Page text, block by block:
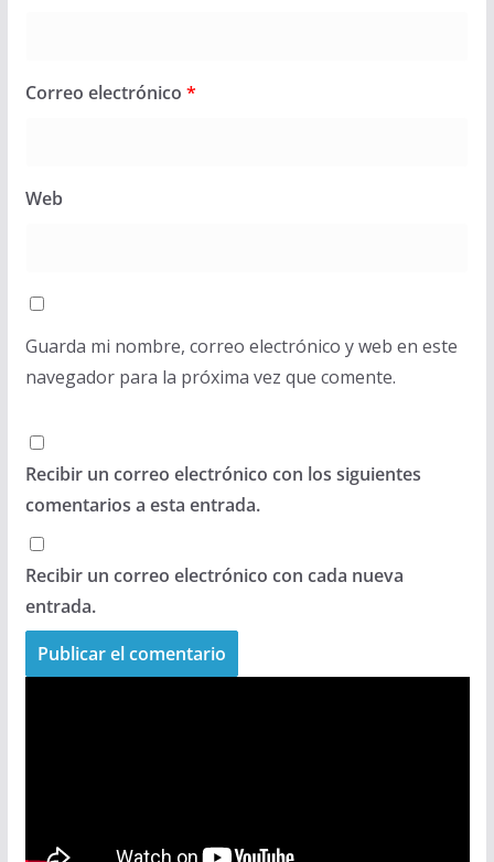
Correo electrónico *
Web
Guarda mi nombre, correo electrónico y web en este
navegador para la próxima vez que comente.
Recibir un correo electrónico con los siguientes
comentarios a esta entrada.
Recibir un correo electrónico con cada nueva
entrada.